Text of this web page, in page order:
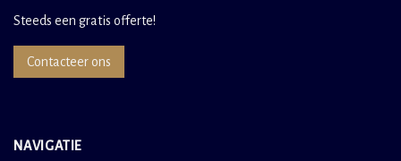
Steeds een gratis offerte!
Contacteer ons
NAVIGATIE